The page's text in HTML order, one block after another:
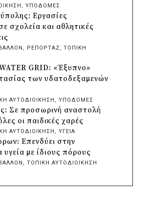
Βανδάλισαν το
Μεταμόρφωσης του
Έξι συμπεράσματα
μετάβαση των
και ΑΡΧΕΛΩΝ
λουόμενους για τη
τις θαλάσσιες χελώνες
Απαγόρευση πρόσβασης
Λυκοδήμου για λόγους
, ΥΠΟΔΟΜΕΣ
Εργασίες
σχολεία και αθλητικές
, ΡΕΠΟΡΤΑΖ, ΤΟΠΙΚΗ
GRID: «Έξυπνο»
των υδατοδεξαμενών
ΑΥΤΟΔΙΟΙΚΗΣΗ , ΥΠΟΔΟΜΕΣ
Σε προσωρινή αναστολή
οι παιδικές χαρές
ΑΥΤΟΔΙΟΙΚΗΣΗ , ΥΓΕΙΑ
Επενδύει στην
με ίδιους πόρους
, ΤΟΠΙΚΗ ΑΥΤΟΔΙΟΙΚΗΣΗ
λουόμενους για τη